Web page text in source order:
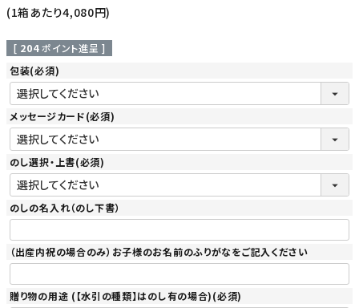
(1箱あたり4,080円)
[ 204 ポイント進呈 ]
包装(必須)
メッセージカード(必須)
のし選択・上書(必須)
のしの名入れ（のし下書）
（出産内祝の場合のみ）お子様のお名前のふりがなをご記入ください
贈り物の用途 (【水引の種類】はのし有の場合)(必須)